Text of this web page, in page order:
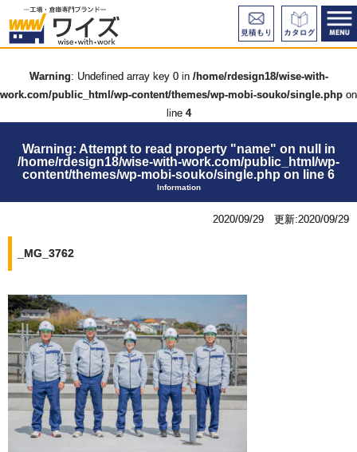
Warning: Undefined array key 0 in /home/rdesign18/wise-with-
work.com/public_html/wp-content/themes/wp-mobi-souko/single.php on
line 4
Warning: Attempt to read property "name" on null in
/home/rdesign18/wise-with-work.com/public_html/wp-
content/themes/wp-mobi-souko/single.php on line 6
Information
2020/09/29 更新:2020/09/29
_MG_3762